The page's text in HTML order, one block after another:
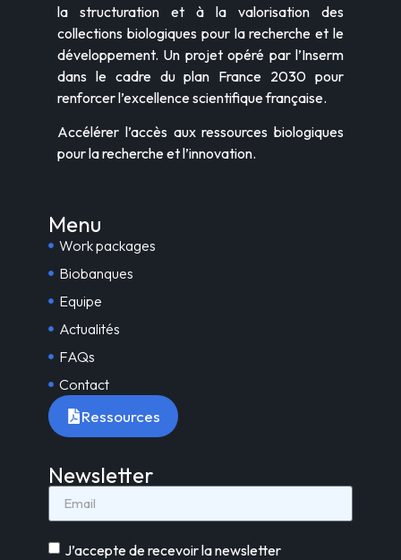
la structuration et à la valorisation des
collections biologiques pour la recherche et le
développement. Un projet opéré par l’Inserm
dans le cadre du plan France 2030 pour
renforcer l’excellence scientifique française.
Accélérer l’accès aux ressources biologiques
pour la recherche et l’innovation.
Menu
Work packages
Biobanques
Equipe
Actualités
FAQs
Contact
Ressources
Newsletter
J’accepte de recevoir la newsletter